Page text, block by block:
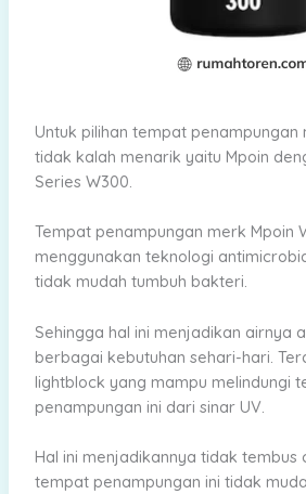
Untuk pilihan tempat penampungan
tidak kalah menarik yaitu Mpoin
Series W300.
Tempat penampungan merk Mpoin
menggunakan teknologi
tidak mudah tumbuh bakteri.
Sehingga hal ini menjadikan airnya
berbagai kebutuhan sehari-hari.
lightblock yang mampu melindungi
penampungan ini dari sinar UV.
Hal ini menjadikannya tidak tembus
tempat penampungan ini tidak